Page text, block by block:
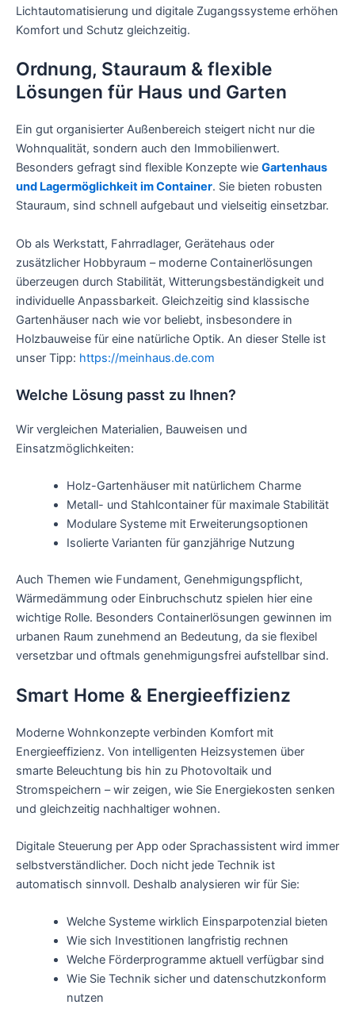
Lichtautomatisierung und digitale Zugangssysteme erhöhen
Komfort und Schutz gleichzeitig.
Ordnung, Stauraum & flexible
Lösungen für Haus und Garten
Ein gut organisierter Außenbereich steigert nicht nur die
Wohnqualität, sondern auch den Immobilienwert.
Besonders gefragt sind flexible Konzepte wie Gartenhaus
und Lagermöglichkeit im Container. Sie bieten robusten
Stauraum, sind schnell aufgebaut und vielseitig einsetzbar.
Ob als Werkstatt, Fahrradlager, Gerätehaus oder
zusätzlicher Hobbyraum – moderne Containerlösungen
überzeugen durch Stabilität, Witterungsbeständigkeit und
individuelle Anpassbarkeit. Gleichzeitig sind klassische
Gartenhäuser nach wie vor beliebt, insbesondere in
Holzbauweise für eine natürliche Optik. An dieser Stelle ist
unser Tipp: https://meinhaus.de.com
Welche Lösung passt zu Ihnen?
Wir vergleichen Materialien, Bauweisen und
Einsatzmöglichkeiten:
Holz-Gartenhäuser mit natürlichem Charme
Metall- und Stahlcontainer für maximale Stabilität
Modulare Systeme mit Erweiterungsoptionen
Isolierte Varianten für ganzjährige Nutzung
Auch Themen wie Fundament, Genehmigungspflicht,
Wärmedämmung oder Einbruchschutz spielen hier eine
wichtige Rolle. Besonders Containerlösungen gewinnen im
urbanen Raum zunehmend an Bedeutung, da sie flexibel
versetzbar und oftmals genehmigungsfrei aufstellbar sind.
Smart Home & Energieeffizienz
Moderne Wohnkonzepte verbinden Komfort mit
Energieeffizienz. Von intelligenten Heizsystemen über
smarte Beleuchtung bis hin zu Photovoltaik und
Stromspeichern – wir zeigen, wie Sie Energiekosten senken
und gleichzeitig nachhaltiger wohnen.
Digitale Steuerung per App oder Sprachassistent wird immer
selbstverständlicher. Doch nicht jede Technik ist
automatisch sinnvoll. Deshalb analysieren wir für Sie:
Welche Systeme wirklich Einsparpotenzial bieten
Wie sich Investitionen langfristig rechnen
Welche Förderprogramme aktuell verfügbar sind
Wie Sie Technik sicher und datenschutzkonform
nutzen